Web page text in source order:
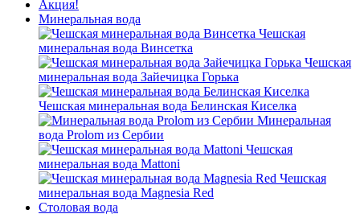
Акция!
Минеральная вода
Чешская
минеральная вода Винсетка
Чешская
минеральная вода Зайечицка Горька
Чешская минеральная вода Белинская Киселка
Минеральная
вода Prolom из Сербии
Чешская
минеральная вода Mattoni
Чешская
минеральная вода Magnesia Red
Столовая вода